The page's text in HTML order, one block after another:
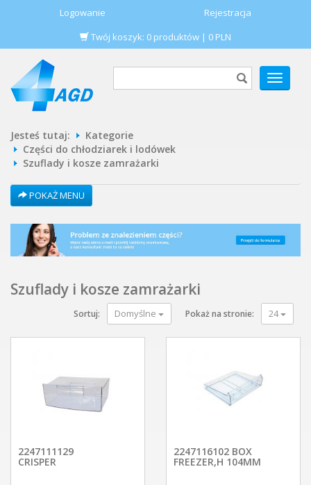
Logowanie
Rejestracja
Twój koszyk: 0 produktów | 0 PLN
POKAŻ
MENU
Jesteś tutaj:
Kategorie
Części do chłodziarek i lodówek
Szuflady i kosze zamrażarki
POKAŻ MENU
Szuflady i kosze zamrażarki
Sortuj: Domyślne Pokaż na stronie: 24
2247111129
CRISPER
2247116102 BOX
FREEZER,H 104MM